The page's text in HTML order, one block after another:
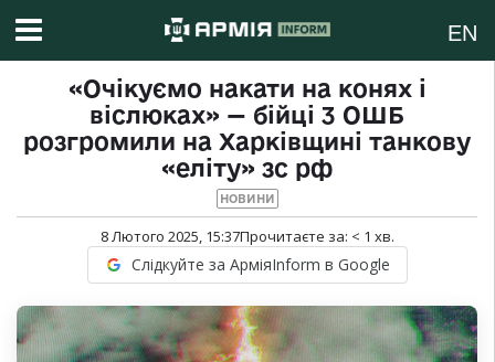
EN
«Очікуємо накати на конях і
віслюках» — бійці 3 ОШБ
розгромили на Харківщині танкову
«еліту» зс рф
НОВИНИ
8 Лютого 2025, 15:37Прочитаєте за: < 1 хв.
Слідкуйте за АрміяInform в Google